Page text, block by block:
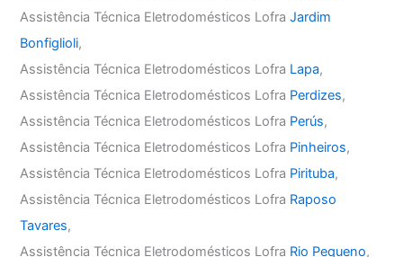
Assistência Técnica Eletrodomésticos LofraJardim
Bonfiglioli,
Assistência Técnica Eletrodomésticos Lofra Lapa,
Assistência Técnica Eletrodomésticos Lofra Perdizes,
Assistência Técnica Eletrodomésticos Lofra Perús,
Assistência Técnica Eletrodomésticos Lofra Pinheiros,
Assistência Técnica Eletrodomésticos Lofra Pirituba,
Assistência Técnica Eletrodomésticos Lofra Raposo
Tavares,
Assistência Técnica Eletrodomésticos Lofra Rio Pequeno,